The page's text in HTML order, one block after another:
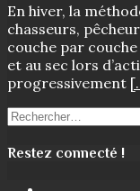
En hiver, la
chasseurs,
couche par
et au sec lors
progressivement
Rechercher :
Restez connecté !